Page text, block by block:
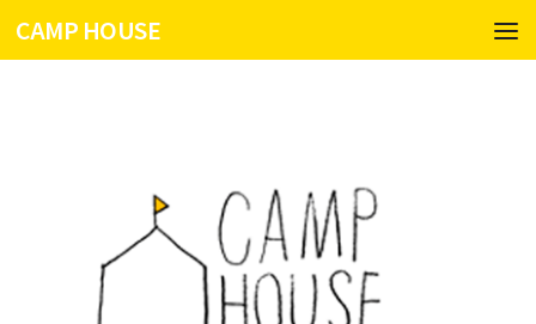
コンテンツへスキップ
CAMP HOUSE